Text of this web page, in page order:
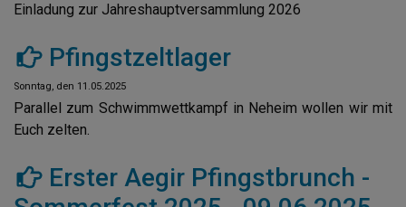
Einladung zur Jahreshauptversammlung 2026
Pfingstzeltlager
Sonntag, den 11.05.2025
Parallel zum Schwimmwettkampf in Neheim wollen wir mit
Euch zelten.
Erster Aegir Pfingstbrunch -